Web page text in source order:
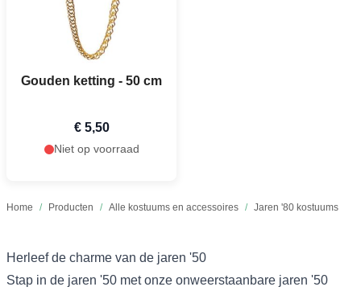
Home / Producten / Alle kostuums en accessoires / Jaren '80 kostuums
Gouden ketting - 50 cm
€ 5,50
Niet op voorraad
Herleef de charme van de jaren '50
Stap in de jaren '50 met onze onweerstaanbare jaren '50